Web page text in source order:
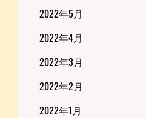
2022年5月
2022年4月
2022年3月
2022年2月
2022年1月